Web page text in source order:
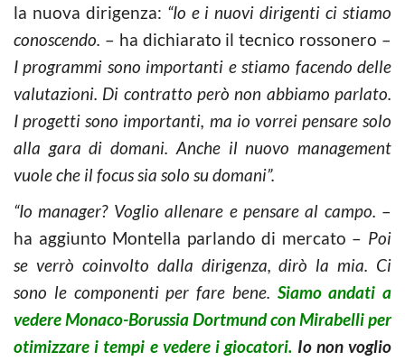
la nuova dirigenza: “Io e i nuovi dirigenti ci stiamo
conoscendo. – ha dichiarato il tecnico rossonero –
I programmi sono importanti e stiamo facendo delle
valutazioni. Di contratto però non abbiamo parlato.
I progetti sono importanti, ma io vorrei pensare solo
alla gara di domani. Anche il nuovo management
vuole che il focus sia solo su domani”.
“Io manager? Voglio allenare e pensare al campo. –
ha aggiunto Montella parlando di mercato – Poi
se verrò coinvolto dalla dirigenza, dirò la mia. Ci
sono le componenti per fare bene. Siamo andati a
vedere Monaco-Borussia Dortmund con Mirabelli per
otimizzare i tempi e vedere i giocatori. Io non voglio